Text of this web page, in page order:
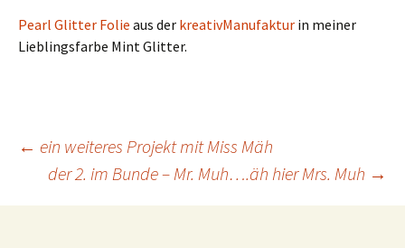
Pearl Glitter Folie aus der kreativManufaktur in meiner
Lieblingsfarbe Mint Glitter.
Beitrags-
Navigation
← ein weiteres Projekt mit Miss Mäh
der 2. im Bunde – Mr. Muh….äh hier Mrs. Muh →